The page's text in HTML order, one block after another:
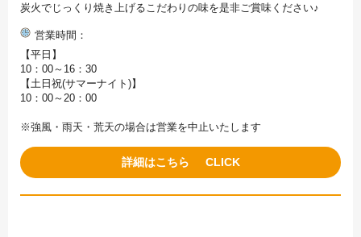
炭火でじっくり焼き上げるこだわりの味を是非ご賞味ください♪
営業時間
【平日】
10：00～16：30
【土日祝(サマーナイト)】
10：00～20：00
※強風・雨天・荒天の場合は営業を中止いたします
詳細はこちら